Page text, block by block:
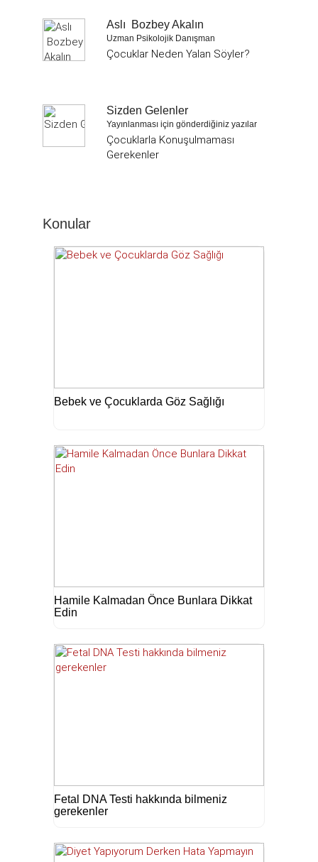
Aslı Bozbey Akalın
Uzman Psikolojik Danışman
Çocuklar Neden Yalan Söyler?
Sizden Gelenler
Yayınlanması için gönderdiğiniz yazılar
Çocuklarla Konuşulmaması
Gerekenler
Konular
Bebek ve Çocuklarda Göz Sağlığı
Hamile Kalmadan Önce Bunlara Dikkat
Edin
Fetal DNA Testi hakkında bilmeniz
gerekenler